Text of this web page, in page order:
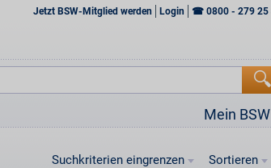
Jetzt BSW-Mitglied werden Login ☎ 0800 - 279 25
Mein BSW
Suchkriterien eingrenzen Sortieren